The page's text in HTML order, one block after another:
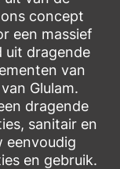
concept
een massief
uit dragende
van
Glulam.
dragende
sanitair en
eenvoudig
en gebruik.